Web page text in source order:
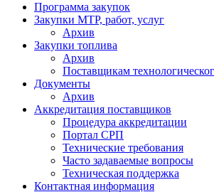
Программа закупок
Закупки МТР, работ, услуг
Архив
Закупки топлива
Архив
Поставщикам
Документы
Архив
Аккредитация поставщиков
Процедура аккредитации
Портал СРП
Технические требования
Часто задаваемые вопросы
Техническая поддержка
Контактная информация